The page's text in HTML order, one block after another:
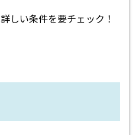
しい条件を要チェック！